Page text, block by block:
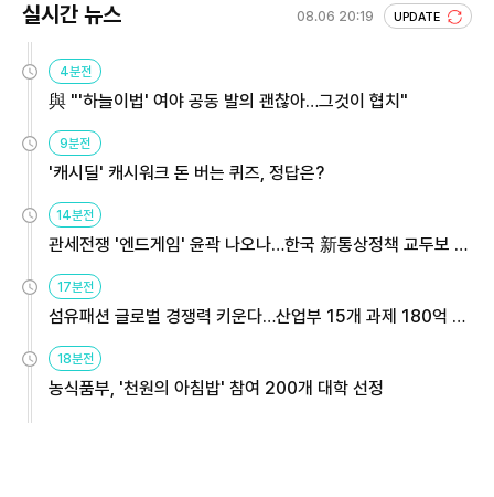
실시간 뉴스 08.06 20:19 UPDATE
4분전
與 "'하늘이법' 여야 공동 발의 괜찮아…그것이 협치"
9분전
'캐시딜' 캐시워크 돈 버는 퀴즈, 정답은?
14분전
관세전쟁 '엔드게임' 윤곽 나오나…한국 新통상정책 교두보 활
용해야
17분전
섬유패션 글로벌 경쟁력 키운다…산업부 15개 과제 180억 지
원
18분전
농식품부, '천원의 아침밥' 참여 200개 대학 선정